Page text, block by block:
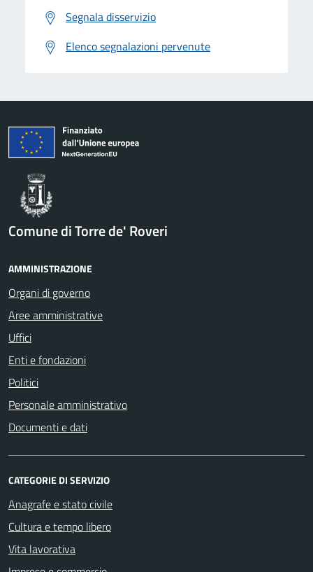
Segnala disservizio
Elenco segnalazioni pervenute
Comune di Torre de' Roveri
AMMINISTRAZIONE
Organi di governo
Aree amministrative
Uffici
Enti e fondazioni
Politici
Personale amministrativo
Documenti e dati
CATEGORIE DI SERVIZIO
Anagrafe e stato civile
Cultura e tempo libero
Vita lavorativa